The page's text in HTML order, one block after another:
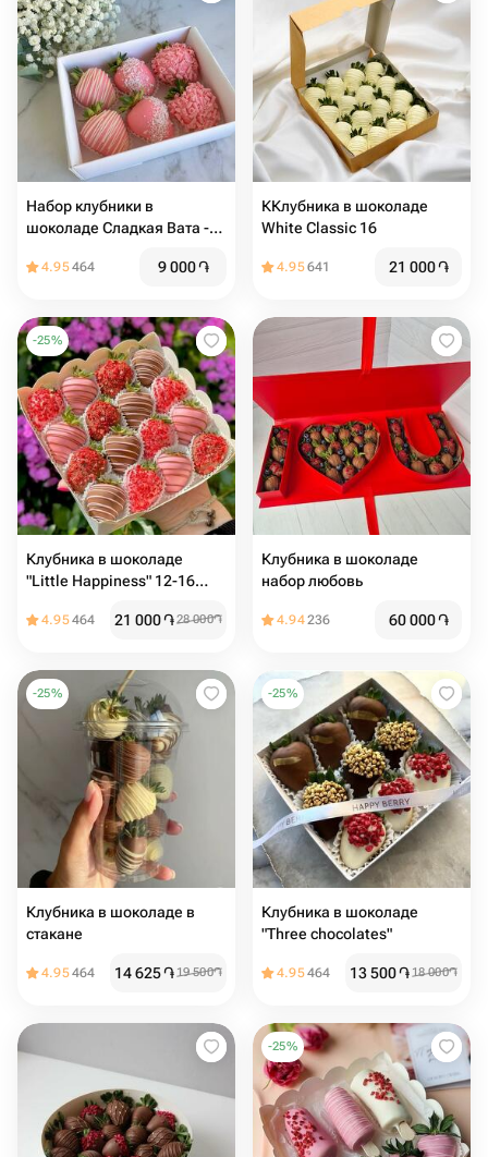
Набор клубники в
шоколаде Сладкая Вата -
4.95464 9 000֏
ККлубника в шоколаде
White Classic 16
4.95641 21 000֏
-25%
Клубника в шоколаде
"Little Happiness" 12-16
4.95464 21 000֏28 000֏
Клубника в шоколаде
набор любовь
4.94236 60 000֏
-25%
Клубника в шоколаде в
стакане
4.95464 14 625֏19 500֏
-25%
Клубника в шоколаде
"Three chocolates"
4.95464 13 500֏18 000֏
-25%